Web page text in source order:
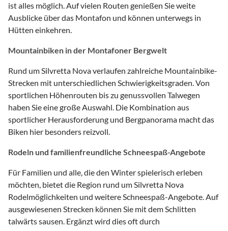
ist alles möglich. Auf vielen Routen genießen Sie weite
Ausblicke über das Montafon und können unterwegs in
Hütten einkehren.
Mountainbiken in der Montafoner Bergwelt
Rund um Silvretta Nova verlaufen zahlreiche Mountainbike-
Strecken mit unterschiedlichen Schwierigkeitsgraden. Von
sportlichen Höhenrouten bis zu genussvollen Talwegen
haben Sie eine große Auswahl. Die Kombination aus
sportlicher Herausforderung und Bergpanorama macht das
Biken hier besonders reizvoll.
Rodeln und familienfreundliche Schneespaß-Angebote
Für Familien und alle, die den Winter spielerisch erleben
möchten, bietet die Region rund um Silvretta Nova
Rodelmöglichkeiten und weitere Schneespaß-Angebote. Auf
ausgewiesenen Strecken können Sie mit dem Schlitten
talwärts sausen. Ergänzt wird dies oft durch